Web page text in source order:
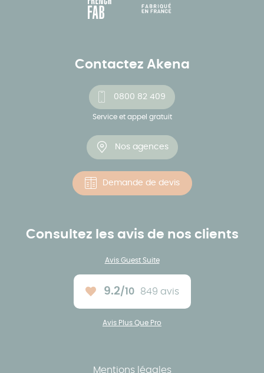
Contactez Akena
0800 82 409
Service et appel gratuit
Nos agences
Demande de devis
Consultez les avis de nos clients
Avis Guest Suite
Note moyenne :
9.2/10 849 avis
Avis Plus Que Pro
Mentions légales